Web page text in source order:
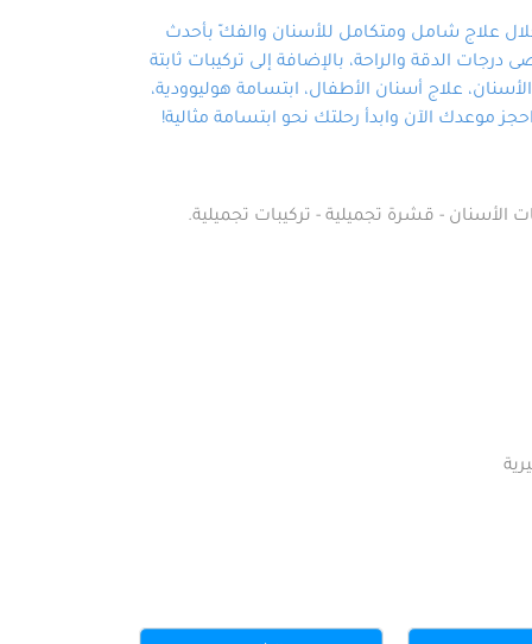
علاج شامل ومتكامل للأسنان والفكّ بأحدث
الدقة والراحة، بالإضافة إلى تركيبات ثابتة
علاج أسنان الأطفال، ابتسامة هوليوودية،
موعدك الآن وابدأ رحلتك نحو ابتسامة مثالية!
الأسنان - قشرة تجميلية - تركيبات تجميلية.